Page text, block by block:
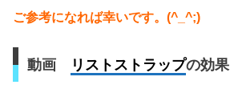
ご参考になれば幸いです。(^_^;)
動画 リストストラップの効果